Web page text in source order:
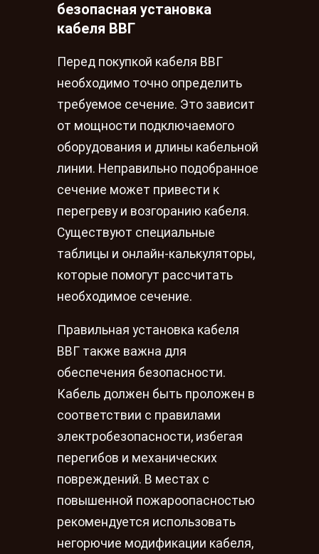
безопасная установка
кабеля ВВГ
Перед покупкой кабеля ВВГ
необходимо точно определить
требуемое сечение. Это зависит
от мощности подключаемого
оборудования и длины кабельной
линии. Неправильно подобранное
сечение может привести к
перегреву и возгоранию кабеля.
Существуют специальные
таблицы и онлайн-калькуляторы,
которые помогут рассчитать
необходимое сечение.
Правильная установка кабеля
ВВГ также важна для
обеспечения безопасности.
Кабель должен быть проложен в
соответствии с правилами
электробезопасности, избегая
перегибов и механических
повреждений. В местах с
повышенной пожароопасностью
рекомендуется использовать
негорючие модификации кабеля,